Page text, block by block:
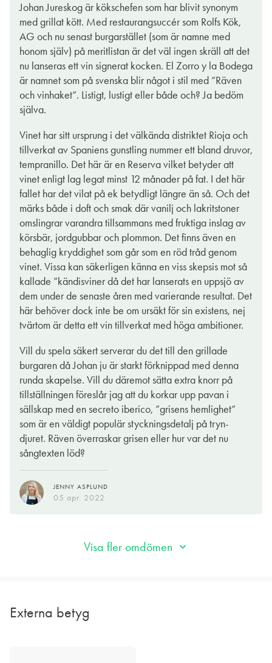
Johan Jureskog är kökschefen som har blivit synonym
med grillat kött. Med restaurangsuccér som Rolfs Kök,
AG och nu senast burgarstället (som är namne med
honom själv) på meritlistan är det väl ingen skräll att det
nu lanseras ett vin signerat kocken. El Zorro y la Bodega
är namnet som på svenska blir något i stil med ”Räven
och vinhaket”. Listigt, lustigt eller både och? Ja bedöm
själva.
Vinet har sitt ursprung i det välkända distriktet Rioja och
tillverkat av Spaniens gunstling nummer ett bland druvor,
tempranillo. Det här är en Reserva vilket betyder att
vinet enligt lag legat minst 12 månader på fat. I det här
fallet har det vilat på ek betydligt längre än så. Och det
märks både i doft och smak där vanilj och lakritstoner
omslingrar varandra tillsammans med fruktiga inslag av
körsbär, jordgubbar och plommon. Det finns även en
behaglig kryddighet som går som en röd tråd genom
vinet. Vissa kan säkerligen känna en viss skepsis mot så
kallade ”kändisviner då det har lanserats en uppsjö av
dem under de senaste åren med varierande resultat. Det
här behöver dock inte be om ursäkt för sin existens, nej
tvärtom är detta ett vin tillverkat med höga ambitioner.
Vill du spela säkert serverar du det till den grillade
burgaren då Johan ju är starkt förknippad med denna
runda skapelse. Vill du däremot sätta extra knorr på
tillställningen föreslår jag att du korkar upp pavan i
sällskap med en secreto iberico, ”grisens hemlighet”
som är en väldigt populär styckningsdetalj på tryn-
djuret. Räven överraskar grisen eller hur var det nu
sångtexten löd?
JENNY ASPLUND
05 apr. 2022
Rioja. Namnet har mest troligt sitt ursprung i Ebro-bifloden Oja
och därav "Rio Oja”. Området har en lång och diger
vinhistoria och förmodligen bidrog bland annat burgundiska
munkar med kunskap och möjligen även vinsticklingar till
traktens vinproduktion. Rioja åtnjuter både svalkande vindar
från Biscayabuktens stora vattenmassor samt kontinental hetta
och torrare väder. Det ikoniska området är indelat i tre
underregioner och detta både kraftfulla och eleganta vin
kommer ifrån Rioja Alavesa i nordväst som av många anses
vara den bästa. Man har använt 100 % av den traditionella
tempranillodruvan och från vinstockar som är 25 år gamla.
Äldre vinstockar producerar mindre, men smakrikare druvor
vilket så småningom speglar sig i flaskans läckra innehåll.
Vinet är välbyggt och tätt med kännbar strävhet, uppiggande
syra och lager på lager av intryck- saftiga mörka plommon,
moreller, torkade tranbär och balsamico får sällskap av
katrinplommon, höstskog, sadelkammare, torkade örter och
tobaksblad. Vi bjuds även på smörkola, en vild, kryddig
pepprighet och de 24 månaderna på ekfat bidrar med ett
rustikt avslut av nyrostat kaffe och kanel. Stilen är perfekt
balanserad mellan traditionell Rioja och modernare, mer
fruktdriven dito. Häll gärna upp vinet på kanna och lufta en
stund innan det ska drickas, gärna vid en temperatur av 16
grader. Njut sedan vinet till Ibericoskinka, lagrad ost, långkok,
vilt eller en kolgrillad köttbit med rödvinssky, fräsch sallad och
saltbakad potatis.
EVA WECKSTRÖM
07 apr. 2022
Visa fler omdömen
Externa betyg